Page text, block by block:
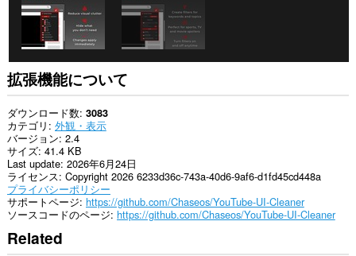
拡張機能について
ダウンロード数 3083
カテゴリ 外観・表示
バージョン 2.4
サイズ 41.4 KB
Last update 2026年6月24日
ライセンス Copyright 2026 6233d36c-743a-40d6-9af6-d1fd45cd448a
プライバシーポリシー
サポートページ https://github.com/Chaseos/YouTube-UI-Cleaner
ソースコードのページ https://github.com/Chaseos/YouTube-UI-Cleaner
Related